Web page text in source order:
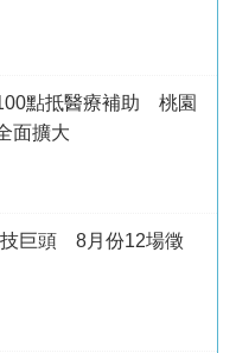
點抵醫療補助 桃園
面擴大
技巨頭 8月份12場徵